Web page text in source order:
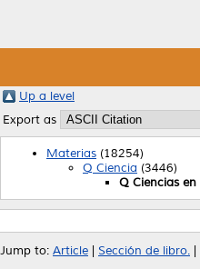
Up a level
Export as
Materias (18254)
Q Ciencia (3446)
Q Ciencias en
Jump to: Article Sección de libro.